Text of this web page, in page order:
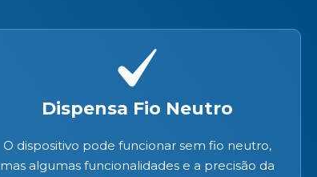
Dispensa Fio Neutro
O dispositivo pode funcionar sem fio neutro,
mas algumas funcionalidades e a precisão da